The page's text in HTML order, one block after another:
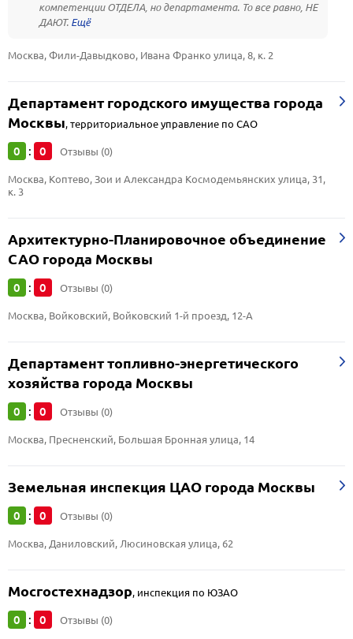
компетенции ОТДЕЛА, но департамента. То все равно, НЕ
ДАЮТ.
Москва, Фили-Давыдково, Ивана Франко улица, 8, к. 2
Департамент городского имущества города
Москвы,территориальное управление по САО
0 : 0 Отзывы (0)
Москва, Коптево, Зои и Александра Космодемьянских улица, 31,
к. 3
Архитектурно-Планировочное объединение
САО города Москвы
0 : 0 Отзывы (0)
Москва, Войковский, Войковский 1-й проезд, 12-А
Департамент топливно-энергетического
хозяйства города Москвы
0 : 0 Отзывы (0)
Москва, Пресненский, Большая Бронная улица, 14
Земельная инспекция ЦАО города Москвы
0 : 0 Отзывы (0)
Москва, Даниловский, Люсиновская улица, 62
Мосгостехнадзор, инспекция по ЮЗАО
0 : 0 Отзывы (0)